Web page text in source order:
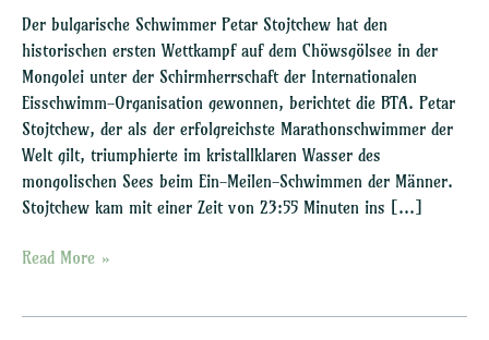
Der bulgarische Schwimmer Petar Stojtchew hat den
historischen ersten Wettkampf auf dem Chöwsgölsee in der
Mongolei unter der Schirmherrschaft der Internationalen
Eisschwimm-Organisation gewonnen, berichtet die BTA. Petar
Stojtchew, der als der erfolgreichste Marathonschwimmer der
Welt gilt, triumphierte im kristallklaren Wasser des
mongolischen Sees beim Ein-Meilen-Schwimmen der Männer.
Stojtchew kam mit einer Zeit von 23:55 Minuten ins […]
Welt
Read More »